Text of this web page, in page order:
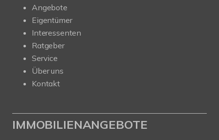
Angebote
Eigentümer
Interessenten
Ratgeber
Service
Über uns
Kontakt
IMMOBILIENANGEBOTE